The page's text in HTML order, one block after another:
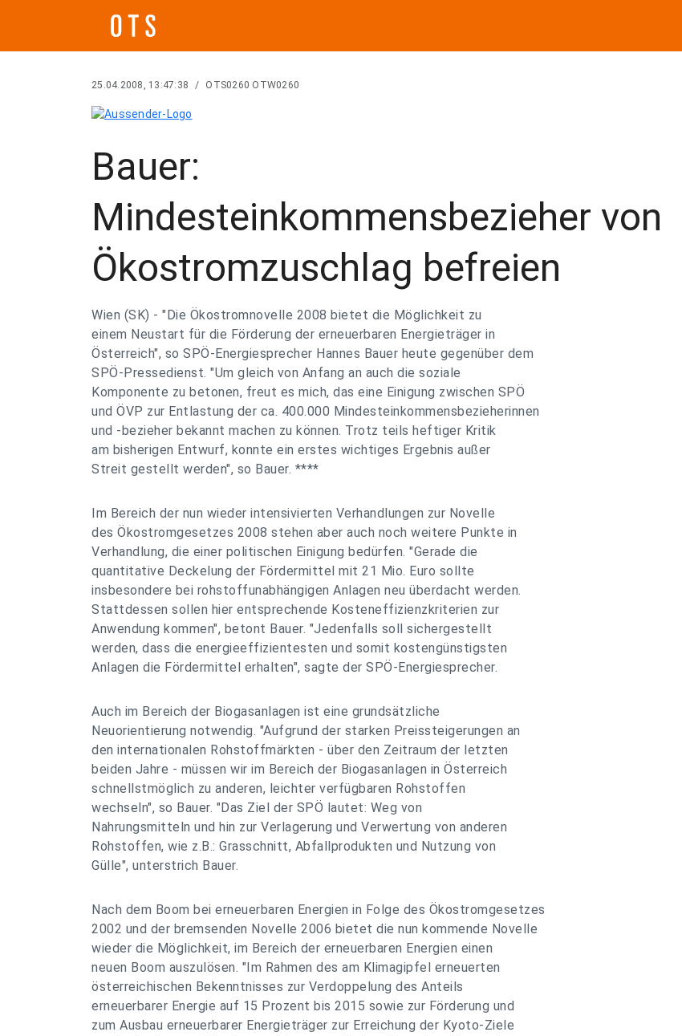
25.04.2008, 13:47:38 / OTS0260 OTW0260
Bauer:
Mindesteinkommensbezieher von
Ökostromzuschlag befreien
Wien (SK) - "Die Ökostromnovelle 2008 bietet die Möglichkeit zu
einem Neustart für die Förderung der erneuerbaren Energieträger in
Österreich", so SPÖ-Energiesprecher Hannes Bauer heute gegenüber dem
SPÖ-Pressedienst. "Um gleich von Anfang an auch die soziale
Komponente zu betonen, freut es mich, das eine Einigung zwischen SPÖ
und ÖVP zur Entlastung der ca. 400.000 Mindesteinkommensbezieherinnen
und -bezieher bekannt machen zu können. Trotz teils heftiger Kritik
am bisherigen Entwurf, konnte ein erstes wichtiges Ergebnis außer
Streit gestellt werden", so Bauer. ****
Im Bereich der nun wieder intensivierten Verhandlungen zur Novelle
des Ökostromgesetzes 2008 stehen aber auch noch weitere Punkte in
Verhandlung, die einer politischen Einigung bedürfen. "Gerade die
quantitative Deckelung der Fördermittel mit 21 Mio. Euro sollte
insbesondere bei rohstoffunabhängigen Anlagen neu überdacht werden.
Stattdessen sollen hier entsprechende Kosteneffizienzkriterien zur
Anwendung kommen", betont Bauer. "Jedenfalls soll sichergestellt
werden, dass die energieeffizientesten und somit kostengünstigsten
Anlagen die Fördermittel erhalten", sagte der SPÖ-Energiesprecher.
Auch im Bereich der Biogasanlagen ist eine grundsätzliche
Neuorientierung notwendig. "Aufgrund der starken Preissteigerungen an
den internationalen Rohstoffmärkten - über den Zeitraum der letzten
beiden Jahre - müssen wir im Bereich der Biogasanlagen in Österreich
schnellstmöglich zu anderen, leichter verfügbaren Rohstoffen
wechseln", so Bauer. "Das Ziel der SPÖ lautet: Weg von
Nahrungsmitteln und hin zur Verlagerung und Verwertung von anderen
Rohstoffen, wie z.B.: Grasschnitt, Abfallprodukten und Nutzung von
Gülle", unterstrich Bauer.
Nach dem Boom bei erneuerbaren Energien in Folge des Ökostromgesetzes
2002 und der bremsenden Novelle 2006 bietet die nun kommende Novelle
wieder die Möglichkeit, im Bereich der erneuerbaren Energien einen
neuen Boom auszulösen. "Im Rahmen des am Klimagipfel erneuerten
österreichischen Bekenntnisses zur Verdoppelung des Anteils
erneuerbarer Energie auf 15 Prozent bis 2015 sowie zur Förderung und
zum Ausbau erneuerbarer Energieträger zur Erreichung der Kyoto-Ziele